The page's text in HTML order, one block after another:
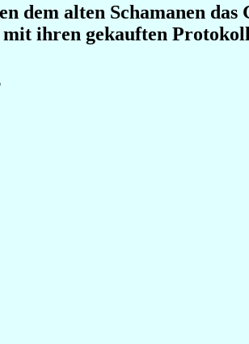
dem alten Schamanen
ihren gekauften